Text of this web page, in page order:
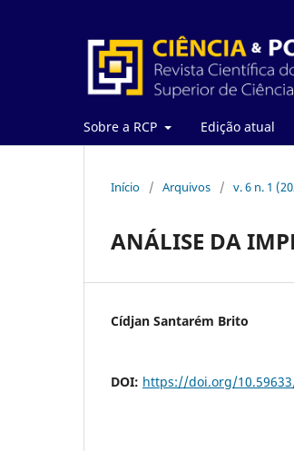
Sobre a RCP Edição atual
Início / Arquivos / v. 6 n. 1
ANÁLISE DA
Cídjan Santarém Brito
DOI: https://doi.org/